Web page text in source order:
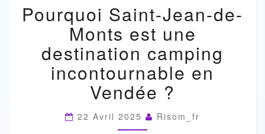
SAINT-
JEAN-
DE-
MONTS
EST
UNE
DESTINATION
CAMPING
EN
VENDÉE
Pourquoi Saint-Jean-de-
Monts est une
destination camping
incontournable en
Vendée ?
22 Avril 2025 Risom_fr